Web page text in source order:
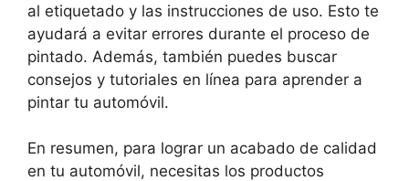
al etiquetado y las instrucciones de uso. Esto te
ayudará a evitar errores durante el proceso de
pintado. Además, también puedes buscar
consejos y tutoriales en línea para aprender a
pintar tu automóvil.
En resumen, para lograr un acabado de calidad
en tu automóvil, necesitas los productos